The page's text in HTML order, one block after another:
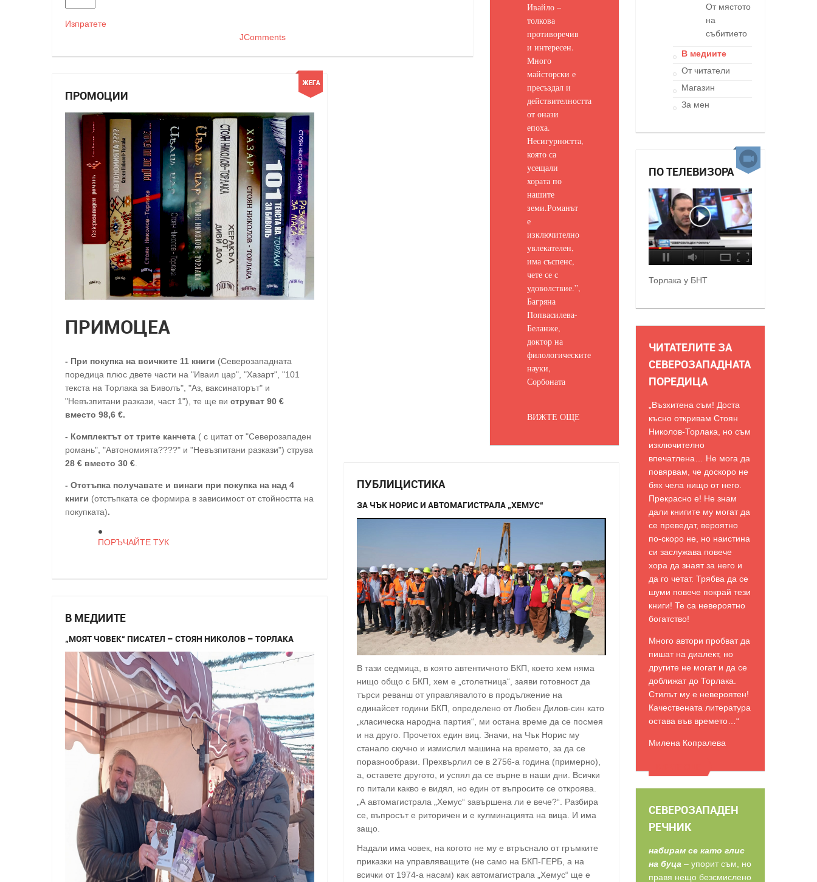
Изпратете
JComments
Ивайло –
толкова
противоречив
и интересен.
Много
майсторски е
пресъздал и
действителността
от онази
епоха.
Несигурността,
която са
усещали
хората по
нашите
земи.Романът
е
изключително
увлекателен,
има съспенс,
чете се с
удоволствие.”,
Багряна
Попвасилева-
Беланже,
доктор на
филологическите
науки,
Сорбоната
ВИЖТЕ ОЩЕ
От мястото
на
събитието
В медиите
От читатели
Магазин
За мен
ПРОМОЦИИ
ПРИМОЦЕА
- При покупка на всичките 11 книги (Северозападната
поредица плюс двете части на "Иваил цар", "Хазарт", "101
текста на Торлака за Биволъ", "Аз, ваксинаторът" и
"Невъзпитани разкази, част 1"), те ще ви струват 90 €
вместо 98,6 €.
- Комплектът от трите канчета ( с цитат от "Северозападен
романь", "Автономията????" и "Невъзпитани разкази") струва
28 € вместо 30 €
- Отстъпка получавате и винаги при покупка на над 4
книги (отстъпката се формира в зависимост от стойността на
покупката).
ПОРЪЧАЙТЕ ТУК
ПУБЛИЦИСТИКА
ЗА ЧЪК НОРИС И АВТОМАГИСТРАЛА „ХЕМУС“
В тази седмица, в която автентичното БКП, което хем няма
нищо общо с БКП, хем е „столетница“, заяви готовност да
търси реванш от управлявалото в продължение на
единайсет години БКП, определено от Любен Дилов-син като
„класическа народна партия“, ми остана време да се посмея
и на друго. Прочетох един виц. Значи, на Чък Норис му
станало скучно и измислил машина на времето, за да се
поразнообрази. Прехвърлил се в 2756-а година (примерно),
а, оставете другото, и успял да се върне в наши дни. Всички
го питали какво е видял, но един от въпросите се откроява.
„А автомагистрала „Хемус“ завършена ли е вече?“. Разбира
се, въпросът е риторичен и е кулминацията на вица. И има
защо.
Надали има човек, на когото не му е втръснало от гръмките
приказки на управляващите (не само на БКП-ГЕРБ, а на
всички от 1974-а насам) как автомагистрала „Хемус“ ще е
В МЕДИИТЕ
„МОЯТ ЧОВЕК“ ПИСАТЕЛ – СТОЯН НИКОЛОВ – ТОРЛАКА
ПО ТЕЛЕВИЗОРА
Торлака у БНТ
ЧИТАТЕЛИТЕ ЗА
СЕВЕРОЗАПАДНАТА
ПОРЕДИЦА
„Възхитена съм! Доста
късно откривам Стоян
Николов-Торлака, но съм
изключително
впечатлена… Не мога да
повярвам, че доскоро не
бях чела нищо от него.
Прекрасно е! Не знам
дали книгите му могат да
се преведат, вероятно
по-скоро не, но наистина
си заслужава повече
хора да знаят за него и
да го четат. Трябва да се
шуми повече покрай тези
книги! Те са невероятно
богатство!
Много автори пробват да
пишат на диалект, но
другите не могат и да се
доближат до Торлака.
Стилът му е невероятен!
Качествената литература
остава във времето…“
Милена Копралева
СЕВЕРОЗАПАДЕН
РЕЧНИК
набирам се като глис
на буца – упорит съм, но
правя нещо безсмислено